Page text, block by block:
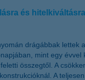
és
drágábbak
mint egy
összegtől. A
A